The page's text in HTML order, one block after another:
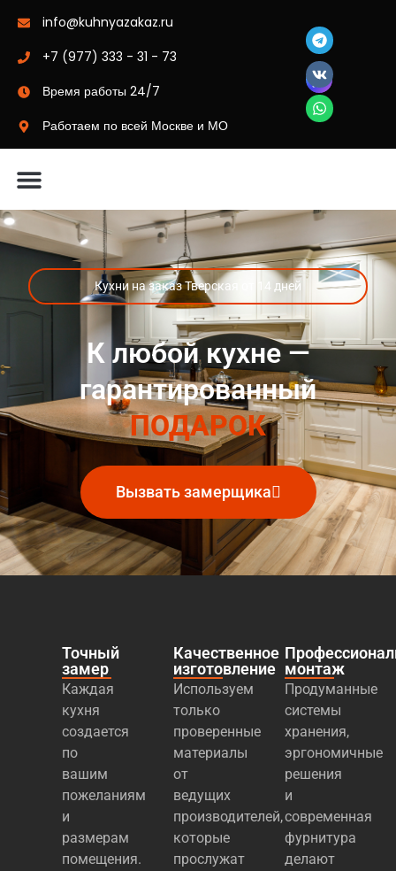
info@kuhnyazakaz.ru
+7 (977) 333 - 31 - 73
Время работы 24/7
Работаем по всей Москве и МО
Кухни на заказ Тверская от 14 дней
К любой кухне —
гарантированный
ПОДАРОК
Вызвать замерщика
Точный
замер
Каждая
кухня
создается
по
вашим
пожеланиям
и
размерам
помещения.
Качественное
изготовление
Используем
только
проверенные
материалы
от
ведущих
производителей,
которые
прослужат
монтаж
Продуманные
системы
хранения,
эргономичные
решения
и
современная
фурнитура
делают